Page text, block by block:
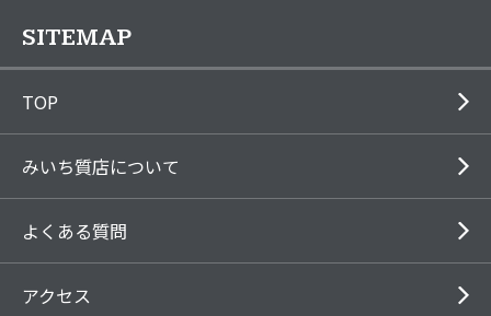
SITEMAP
TOP
みいち質店について
よくある質問
アクセス